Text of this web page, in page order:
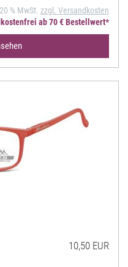
% MwSt. zzgl. Versandkosten
ab 70 € Bestellwert*
10,50 EUR